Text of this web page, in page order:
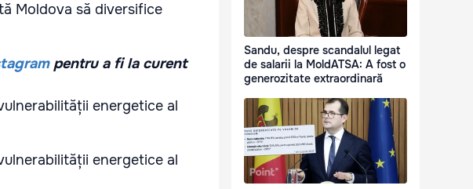
Moldova să diversifice
pentru a fi la curent
Sandu, despre scandalul legat
de salarii la MoldATSA: A fost o
generozitate extraordinară